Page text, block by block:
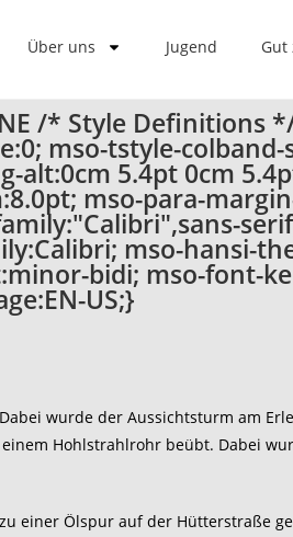
Über uns Jugend Gut
/* Style Definitions
mso-tstyle-
5.4pt 0cm
mso-para-
mso-hansi-
bidi; mso-font-
US;}
wurde der Aussichtsturm am
Hohlstrahlrohr beübt. Dabei
einer Ölspur auf der Hütterstraße